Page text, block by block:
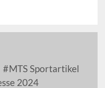
MTS Sportartikel
2024